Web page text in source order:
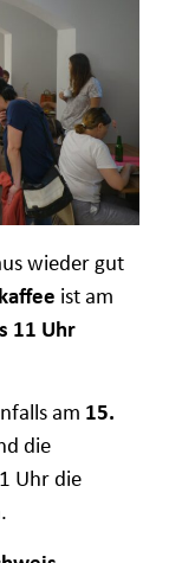
wieder gut
ist am
11 Uhr
am 15.
die
Uhr die